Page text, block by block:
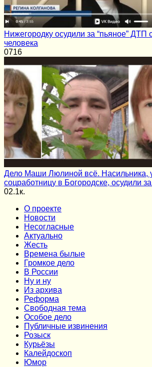
Нижегородку осудили за “пьяное” ДТП
человека
0716
Дело Маши Люлиной всё. Насильника,
соцработницу в Богородске, осудили
02.1к.
О проекте
Новости
Несогласные
Актуально
Жесть
Времена былые
Громкое дело
В России
Ну и ну
Из архива
Реформа
Cвободная тема
Особое дело
Публичные извинения
Розыск
Курьёзы
Калейдоскоп
Юмор